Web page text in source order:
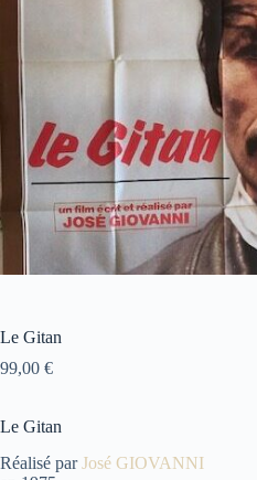
Le Gitan
99,00 €
Le Gitan
Réalisé parJosé GIOVANNI